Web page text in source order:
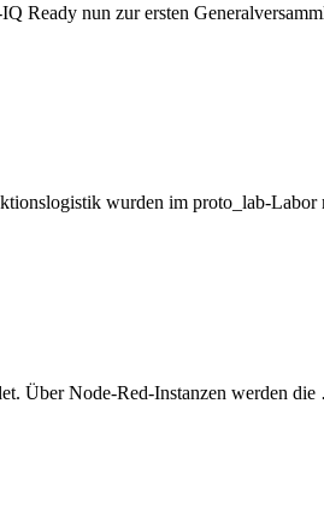
Ready nun zur ersten
wurden im proto_lab-
Über Node-Red-Instanzen werden